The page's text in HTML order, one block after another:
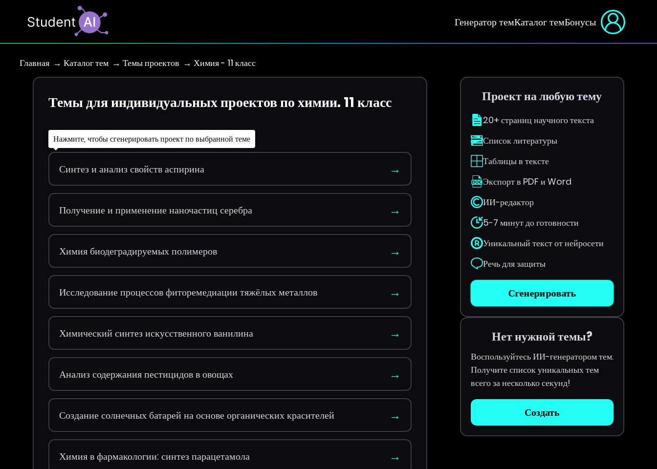
Генератор темКаталог темБонусы
Главная Каталог тем Темы проектов Химия - 11 класс
Темы для индивидуальных проектов по химии. 11 класс
Нажмите, чтобы сгенерировать проект по выбранной теме
Синтез и анализ свойств аспирина →
Получение и применение наночастиц серебра →
Химия биодеградируемых полимеров →
Исследование процессов фиторемедиации тяжёлых металлов →
Химический синтез искусственного ванилина →
Анализ содержания пестицидов в овощах →
Создание солнечных батарей на основе органических красителей →
Химия в фармакологии: синтез парацетамола →
Проект на любую тему
20+ страниц научного текста
Список литературы
Таблицы в тексте
Экспорт в PDF и Word
ИИ-редактор
5-7 минут до готовности
Уникальный текст от нейросети
Речь для защиты
Сгенерировать
Нет нужной темы?
Воспользуйтесь ИИ-генератором тем.
Получите список уникальных тем
всего за несколько секунд!
Создать